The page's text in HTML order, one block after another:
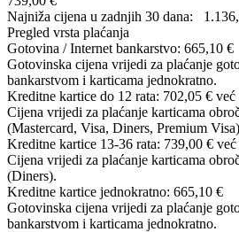
Najniža cijena u zadnjih 30 dana:
Pregled vrsta plaćanja
Gotovina / Internet bankarstvo: 665,10 €
Gotovinska cijena vrijedi za plaćanje
bankarstvom i karticama jednokratno.
Kreditne kartice do 12 rata: 702,05 € već
Cijena vrijedi za plaćanje karticama
(Mastercard, Visa, Diners, Premium
Kreditne kartice 13-36 rata: 739,00 €
Cijena vrijedi za plaćanje karticama
(Diners).
Kreditne kartice jednokratno: 665,10 €
Gotovinska cijena vrijedi za plaćanje
bankarstvom i karticama jednokratno.